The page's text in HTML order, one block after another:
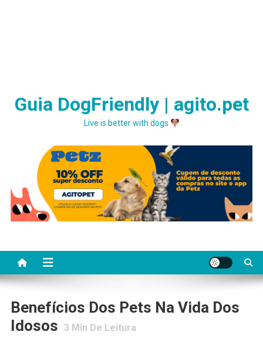
Guia DogFriendly | agito.pet
Live is better with dogs
Benefícios Dos Pets Na Vida Dos
Idosos
3 Min De Leitura